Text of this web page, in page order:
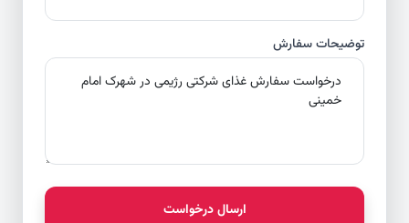
توضیحات سفارش
ارسال درخواست